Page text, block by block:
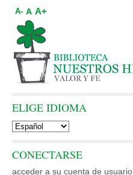
A- A A+
ELIGE IDIOMA
CONECTARSE
acceder a su cuenta de usuario